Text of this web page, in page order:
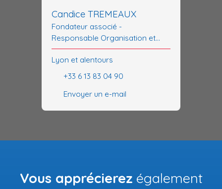
Candice TREMEAUX
Fondateur associé -
Responsable Organisation et
Coordination
Lyon et alentours
+33 6 13 83 04 90
Envoyer un e-mail
Vous apprécierez également